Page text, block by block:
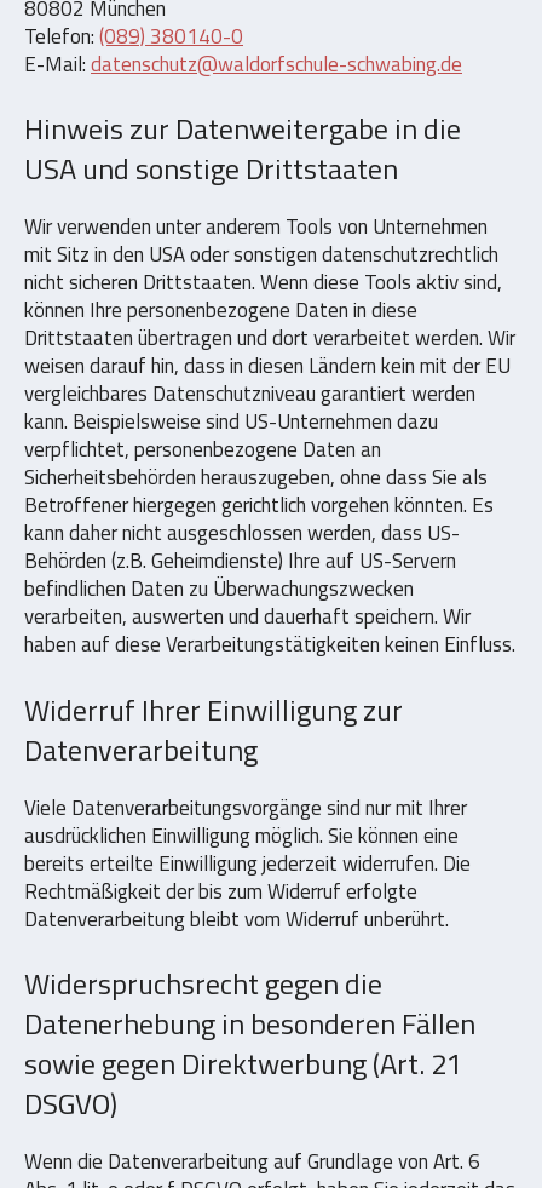
80802 München
Telefon:(089) 380140-0
E-Mail:datenschutz@waldorfschule-schwabing.de
Hinweis zur Datenweitergabe in die
USA und sonstige Drittstaaten
Wir verwenden unter anderem Tools von Unternehmen
mit Sitz in den USA oder sonstigen datenschutzrechtlich
nicht sicheren Drittstaaten. Wenn diese Tools aktiv sind,
können Ihre personenbezogene Daten in diese
Drittstaaten übertragen und dort verarbeitet werden. Wir
weisen darauf hin, dass in diesen Ländern kein mit der EU
vergleichbares Datenschutzniveau garantiert werden
kann. Beispielsweise sind US-Unternehmen dazu
verpflichtet, personenbezogene Daten an
Sicherheitsbehörden herauszugeben, ohne dass Sie als
Betroffener hiergegen gerichtlich vorgehen könnten. Es
kann daher nicht ausgeschlossen werden, dass US-
Behörden (z.B. Geheimdienste) Ihre auf US-Servern
befindlichen Daten zu Überwachungszwecken
verarbeiten, auswerten und dauerhaft speichern. Wir
haben auf diese Verarbeitungstätigkeiten keinen Einfluss.
Widerruf Ihrer Einwilligung zur
Datenverarbeitung
Viele Datenverarbeitungsvorgänge sind nur mit Ihrer
ausdrücklichen Einwilligung möglich. Sie können eine
bereits erteilte Einwilligung jederzeit widerrufen. Die
Rechtmäßigkeit der bis zum Widerruf erfolgte
Datenverarbeitung bleibt vom Widerruf unberührt.
Widerspruchsrecht gegen die
Datenerhebung in besonderen Fällen
sowie gegen Direktwerbung (Art. 21
DSGVO)
Wenn die Datenverarbeitung auf Grundlage von Art. 6